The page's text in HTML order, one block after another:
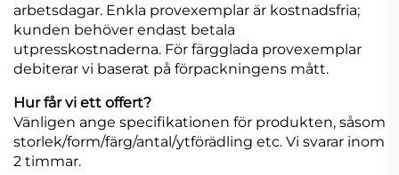
arbetsdagar. Enkla provexemplar är kostnadsfria;
kunden behöver endast betala
utpresskostnaderna. För färgglada provexemplar
debiterar vi baserat på förpackningens mått.
Hur får vi ett offert?
Vänligen ange specifikationen för produkten, såsom
storlek/form/färg/antal/ytförädling etc. Vi svarar inom
2 timmar.